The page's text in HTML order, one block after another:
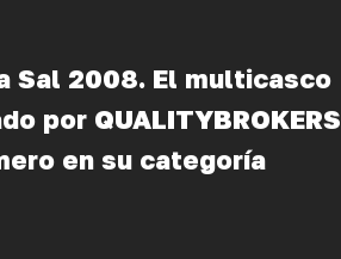
Sal 2008. El multicasco
por QUALITYBROKERS
en su categoría